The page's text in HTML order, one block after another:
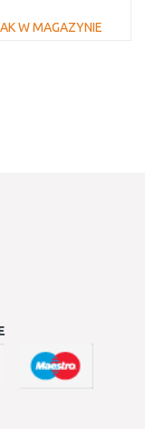
W MAGAZYNIE